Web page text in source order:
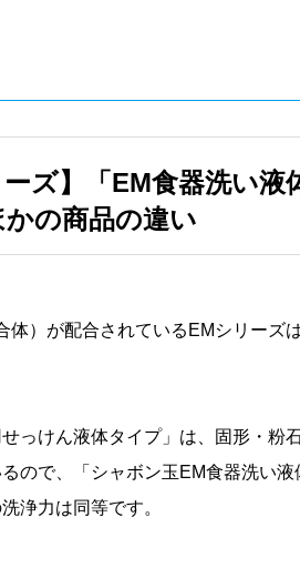
ーズ】「EM食器洗い
の商品の違い
体）が配合されているEMシリーズ
せっけん液体タイプ」は、固形・粉
ので、「シャボン玉EM食器洗い
浄力は同等です。